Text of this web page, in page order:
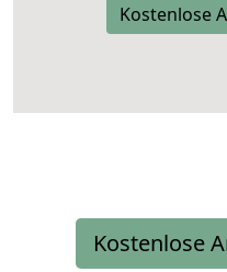
Kostenlose
Kostenlose